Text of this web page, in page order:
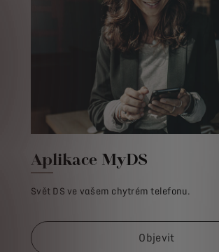
Aplikace MyDS
Svět DS ve vašem chytrém telefonu.
Objevit